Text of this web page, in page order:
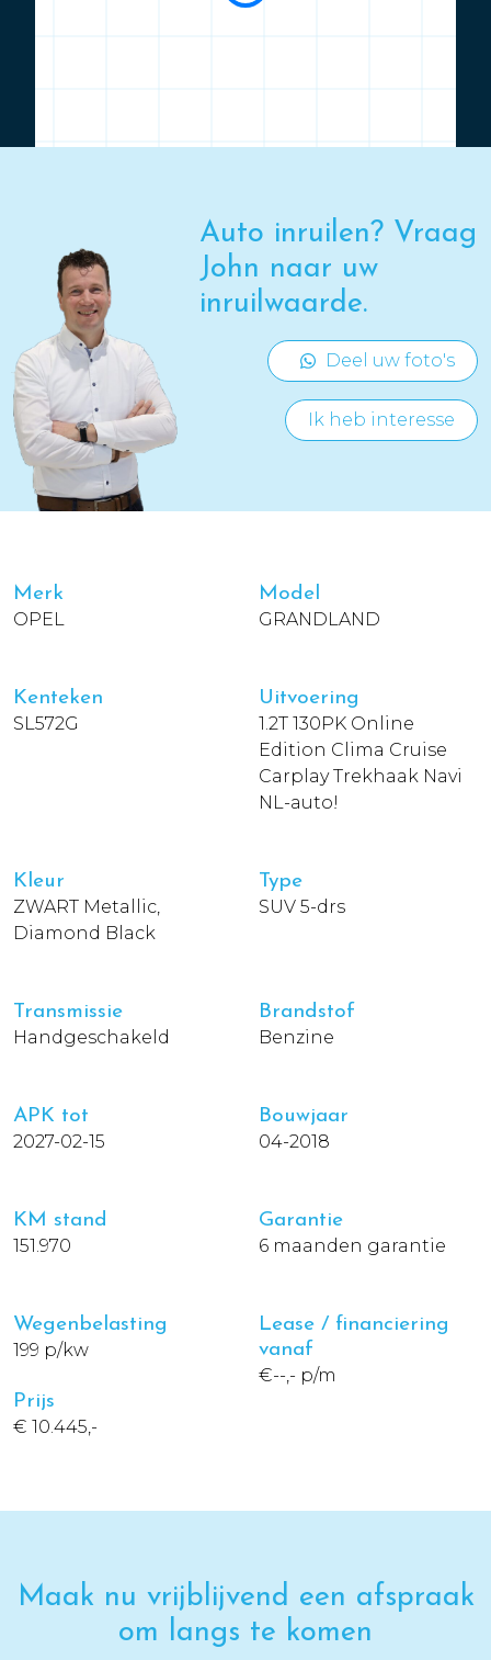
Auto inruilen? Vraag
John naar uw
inruilwaarde.
Deel uw foto's
Ik heb interesse
Merk
OPEL
Model
GRANDLAND
Kenteken
SL572G
Uitvoering
1.2T 130PK Online
Edition Clima Cruise
Carplay Trekhaak Navi
NL-auto!
Kleur
ZWART Metallic,
Diamond Black
Type
SUV 5-drs
Transmissie
Handgeschakeld
Brandstof
Benzine
APK tot
2027-02-15
Bouwjaar
04-2018
KM stand
151.970
Garantie
6 maanden garantie
Wegenbelasting
199 p/kw
Lease / financiering
vanaf
€--,- p/m
Prijs
€ 10.445,-
Maak nu vrijblijvend een afspraak
om langs te komen